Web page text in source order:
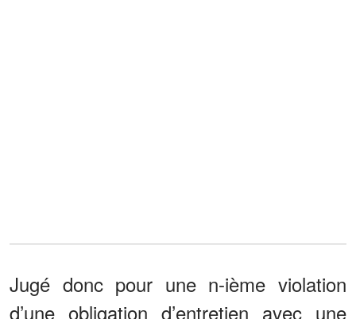
Jugé donc pour une n-ième violation
d’une obligation d’entretien avec une